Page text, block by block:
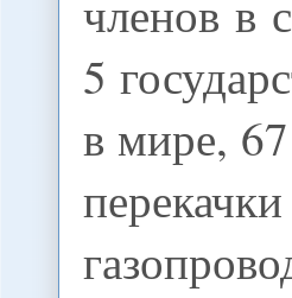
членов в
5
в мире,